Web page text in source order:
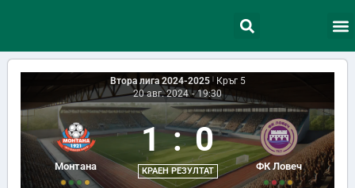
Втора лига 2024-2025
Кръг 5
20 авг. 2024 - 19:30
Монтана
1 : 0
КРАЕН РЕЗУЛТАТ ФК Ловеч